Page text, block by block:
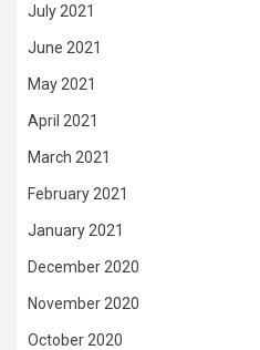
July 2021
June 2021
May 2021
April 2021
March 2021
February 2021
January 2021
December 2020
November 2020
October 2020